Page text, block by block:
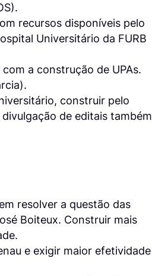
recursos disponíveis pelo
Universitário da FURB
a construção de UPAs.
construir pelo
de editais também
resolver a questão das
Boiteux. Construir mais
e exigir maior efetividade